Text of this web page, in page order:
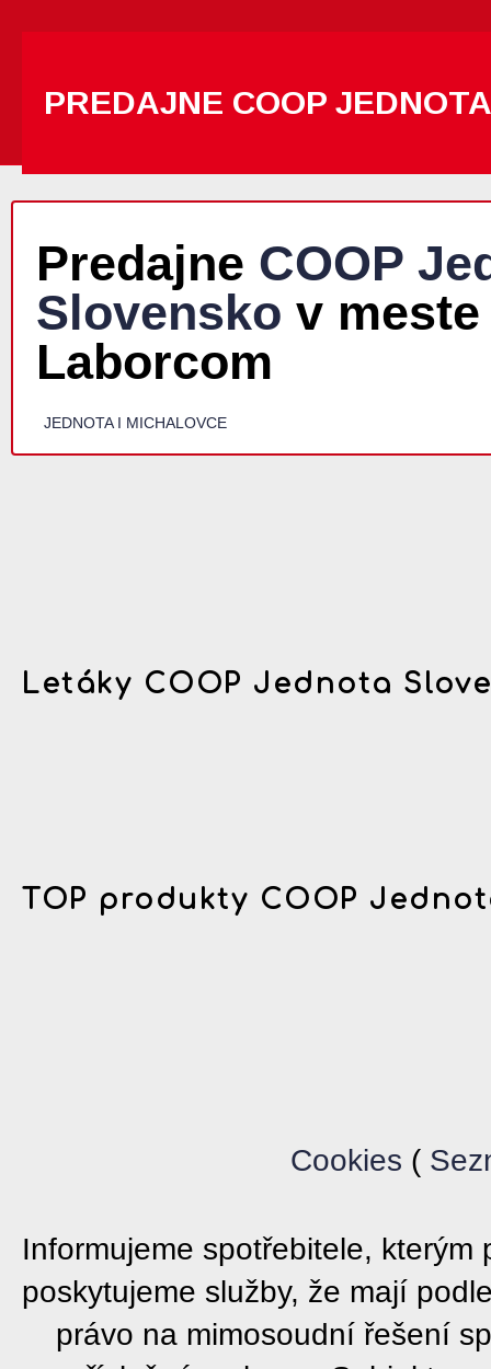
PREDAJNE COOP
Predajne COOP
Slovensko v
Laborcom
JEDNOTA I MICHALOVCE
Letáky COOP Jednota
TOP produkty COOP
Cookies (
Informujeme spotřebitele, kterým
poskytujeme služby, že mají
právo na mimosoudní řešení